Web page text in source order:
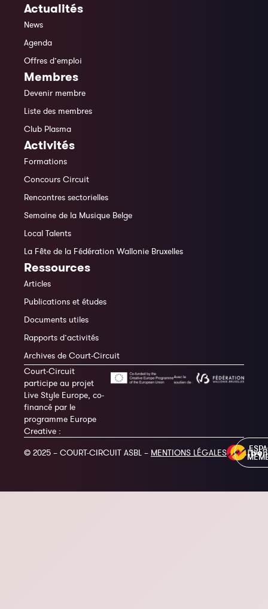
Actualités
News
Agenda
Offres d’emploi
Membres
Devenir membre
Liste des membres
Club Plasma
Activités
Formations
Concours Circuit
Rencontres sectorielles
Semaine de la Musique Belge
Local Talents
La Fête de la Fédération Wallonie Bruxelles
Ressources
Articles
Publications et études
Documents utiles
Rapports d’activités
Archives de Court-Circuit
Court-Circuit
participe au projet
Live Style Europe, co-
financé par le
programme Europe
Creative :
© 2025 – COURT-CIRCUIT ASBL – MENTIONS LÉGALES